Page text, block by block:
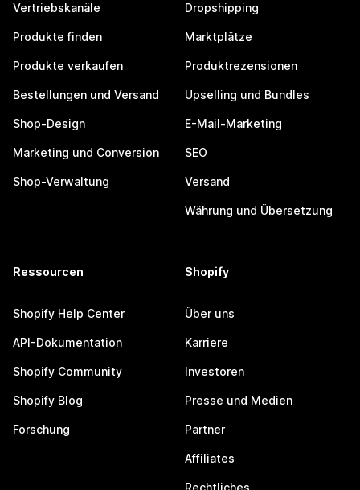
Vertriebskanäle
Produkte finden
Produkte verkaufen
Bestellungen und Versand
Shop-Design
Marketing und Conversion
Shop-Verwaltung
Dropshipping
Marktplätze
Produktrezensionen
Upselling und Bundles
E-Mail-Marketing
SEO
Versand
Währung und Übersetzung
Ressourcen
Shopify Help Center
API-Dokumentation
Shopify Community
Shopify Blog
Forschung
Shopify
Über uns
Karriere
Investoren
Presse und Medien
Partner
Affiliates
Rechtliches